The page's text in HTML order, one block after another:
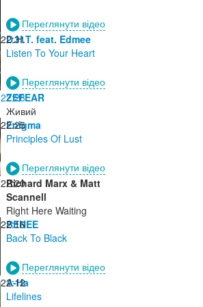
Переглянути відео
22:31
D.H.T. feat. Edmee
Listen To Your Heart
Переглянути відео
22:28
ZEFEAR
Живий
22:25
Enigma
Principles Of Lust
Переглянути відео
22:20
Richard Marx & Matt
Scannell
Right Here Waiting
22:16
BENEE
Back To Black
Переглянути відео
22:12
A-Ha
Lifelines